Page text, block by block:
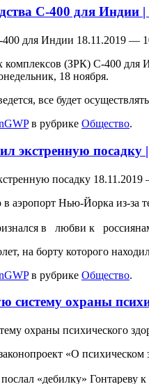
С-400 для Индии
400 для Индии 18.11.2019 —
комплексов (ЗРК) С-400
18 ноября.
все будет
в рубрике Общество.
экстренную посадку
посадку 18.11.2019
аэропорт Нью-Йорка из-за
в любви к
на борту которого
в рубрике Общество.
систему охраны
охраны психического
«О психическом
«дебилку» Гонтареву